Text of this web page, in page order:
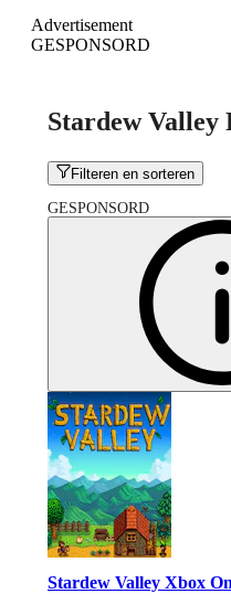
Advertisement
GESPONSORD
Stardew
Filteren en sorteren
GESPONSORD
Stardew Valley Xbox